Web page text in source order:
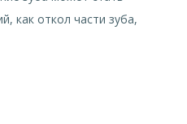
как откол части зуба,